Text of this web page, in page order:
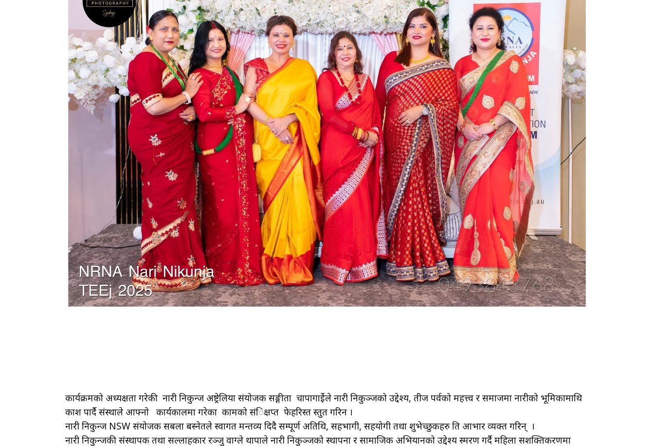
कार्यक्रमको अध्यक्षता गरेकी नारी निकुन्ज अष्ट्रेलिया संयोजक सङ्गीता चापागाईेले नारी निकुञ्जको उद्देश्य, तीज पर्वको महत्त्व र समाजमा नारीको भूमिकामाथि
प्रकाश पार्दै संस्थाले आफ्नो कार्यकालमा गरेका कामको संिक्षप्त फेहरिस्त प्रस्तुत गरिन ।
नारी निकुन्ज NSW संयोजक सबला बस्नेतले स्वागत मन्तव्य दिदै सम्पूर्ण अतिथि, सहभागी, सहयोगी तथा शुभेच्छुकहरु प्रति आभार व्यक्त गरिन् ।
नारी निकुन्जकी संस्थापक तथा सल्लाहकार रञ्जु वाग्ले थापाले नारी निकुञ्जको स्थापना र सामाजिक अभियानको उद्देश्य स्मरण गर्दै महिला सशक्तिकरणमा